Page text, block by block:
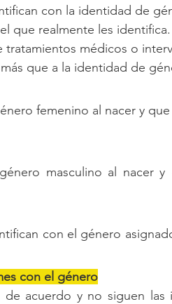
con la identidad de
que realmente les
médicos o
que a la identidad de
femenino al nacer y
masculino al nacer
con el género
con el género
de acuerdo y no siguen